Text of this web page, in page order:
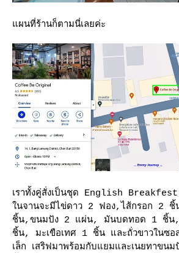
ผนที่ร้านก็ตามนี่เลยค่ะ
เราทั้งคู่สั่งเป็นชุด English
นจานจะมีไข่ดาว 2 ฟอง,ไส้กรอก 2 ชิ้
ชิ้น,ขนมปัง 2 แผ่น, มันบดทอด 1 ชิ้น,
ชิ้น, มะเขือเทศ 1 ชิ้น และถั่วขาวในซ
เล็ก เสริฟมาพร้อมกับแยมและเนยทาข